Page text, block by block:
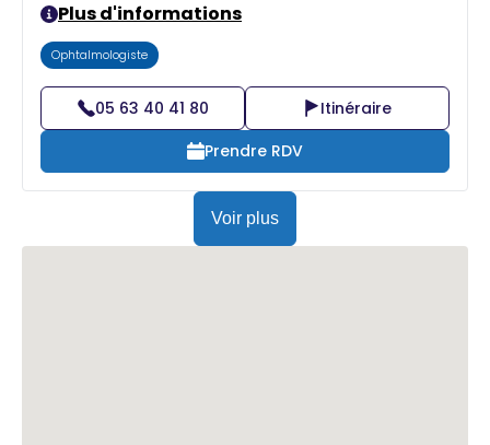
Plus d'informations
Ophtalmologiste
05 63 40 41 80
Itinéraire
Prendre RDV
Voir plus